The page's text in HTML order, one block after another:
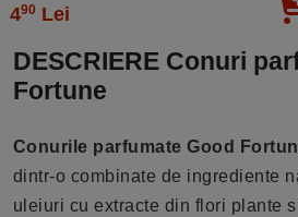
490 Lei
DESCRIERE Conuri
Fortune
Conurile parfumate Good
dintr-o combinate de ingrediente
uleiuri cu extracte din flori plante